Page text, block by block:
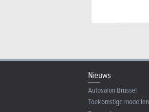
Nieuws
Autosalon Brussel
Toekomstige modellen